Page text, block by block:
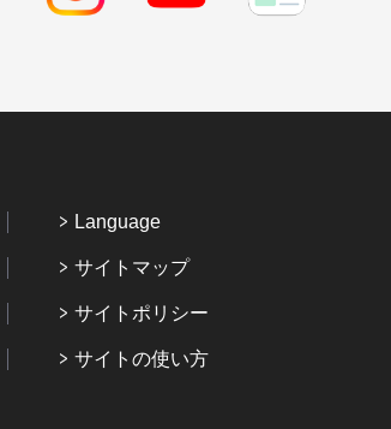
Language
サイトマップ
サイトポリシー
サイトの使い方